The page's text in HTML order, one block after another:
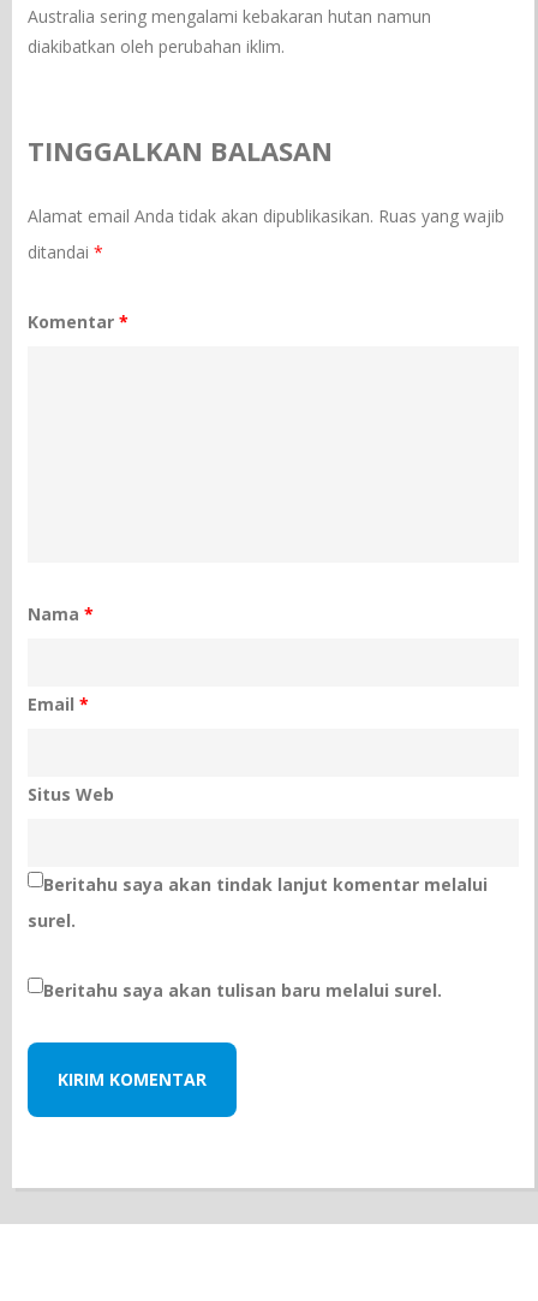
Australia sering mengalami kebakaran hutan namun
diakibatkan oleh perubahan iklim.
TINGGALKAN BALASAN
Alamat email Anda tidak akan dipublikasikan. Ruas yang wajib
ditandai*
Komentar*
Nama*
Email*
Situs Web
Beritahu saya akan tindak lanjut komentar melalui
surel.
Beritahu saya akan tulisan baru melalui surel.